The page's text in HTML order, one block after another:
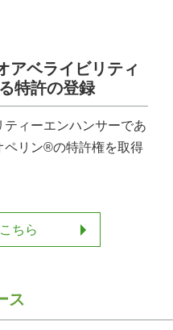
アベライビリティ
特許の登録
ィーエンハンサーであ
ペリン®の特許権を取得
ちら
ス